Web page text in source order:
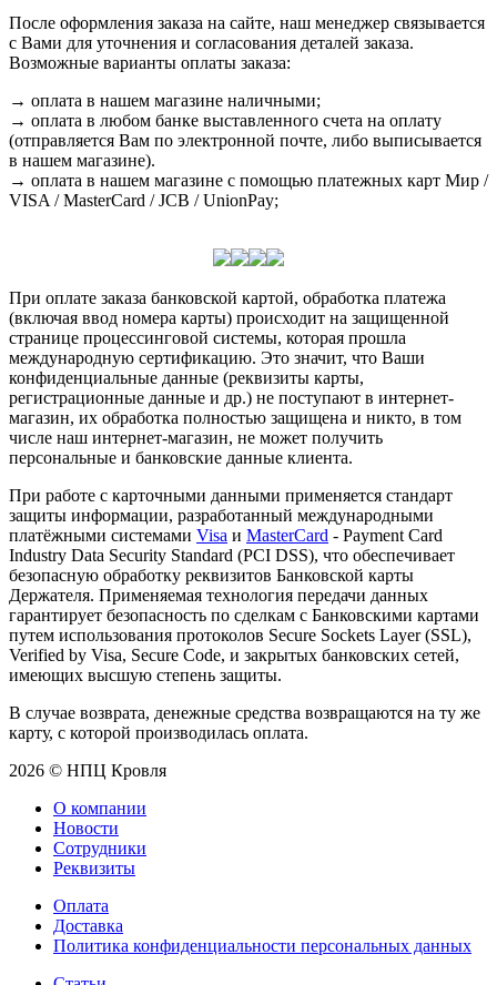
После оформления заказа на сайте, наш менеджер связывается
с Вами для уточнения и согласования деталей заказа.
Возможные варианты оплаты заказа:
→ оплата в нашем магазине наличными;
→ оплата в любом банке выставленного счета на оплату
(отправляется Вам по электронной почте, либо выписывается
в нашем магазине).
→ оплата в нашем магазине с помощью платежных карт Мир /
VISA / MasterCard / JCB / UnionPay;
При оплате заказа банковской картой, обработка платежа
(включая ввод номера карты) происходит на защищенной
странице процессинговой системы, которая прошла
международную сертификацию. Это значит, что Ваши
конфиденциальные данные (реквизиты карты,
регистрационные данные и др.) не поступают в интернет-
магазин, их обработка полностью защищена и никто, в том
числе наш интернет-магазин, не может получить
персональные и банковские данные клиента.
При работе с карточными данными применяется стандарт
защиты информации, разработанный международными
платёжными системами Visa и MasterCard - Payment Card
Industry Data Security Standard (PCI DSS), что обеспечивает
безопасную обработку реквизитов Банковской карты
Держателя. Применяемая технология передачи данных
гарантирует безопасность по сделкам с Банковскими картами
путем использования протоколов Secure Sockets Layer (SSL),
Verified by Visa, Secure Code, и закрытых банковских сетей,
имеющих высшую степень защиты.
В случае возврата, денежные средства возвращаются на ту же
карту, с которой производилась оплата.
2026 © НПЦ Кровля
О компании
Новости
Сотрудники
Реквизиты
Оплата
Доставка
Политика конфиденциальности персональных данных